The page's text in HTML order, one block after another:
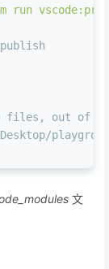
run
files, out of
Desktop/
文